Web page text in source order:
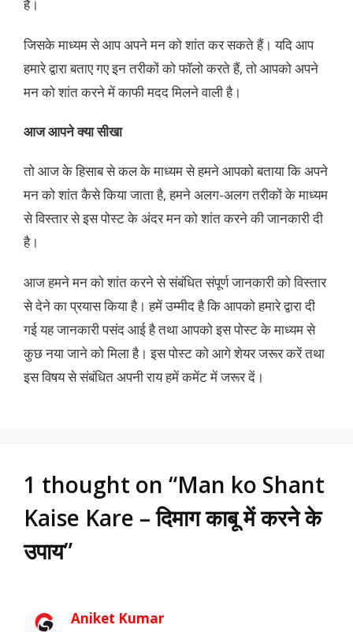
हैं।
जिसके माध्यम से आप अपने मन को शांत कर सकते हैं। यदि आप
हमारे द्वारा बताए गए इन तरीकों को फॉलो करते हैं, तो आपको अपने
मन को शांत करने में काफी मदद मिलने वाली है।
आज आपने क्या सीखा
तो आज के हिसाब से कल के माध्यम से हमने आपको बताया कि अपने
मन को शांत कैसे किया जाता है, हमने अलग-अलग तरीकों के माध्यम
से विस्तार से इस पोस्ट के अंदर मन को शांत करने की जानकारी दी
है।
आज हमने मन को शांत करने से संबंधित संपूर्ण जानकारी को विस्तार
से देने का प्रयास किया है। हमें उम्मीद है कि आपको हमारे द्वारा दी
गई यह जानकारी पसंद आई है तथा आपको इस पोस्ट के माध्यम से
कुछ नया जाने को मिला है। इस पोस्ट को आगे शेयर जरूर करें तथा
इस विषय से संबंधित अपनी राय हमें कमेंट में जरूर दें।
1 thought on “Man ko Shant
Kaise Kare – दिमाग काबू में करने के
उपाय”
Aniket Kumar